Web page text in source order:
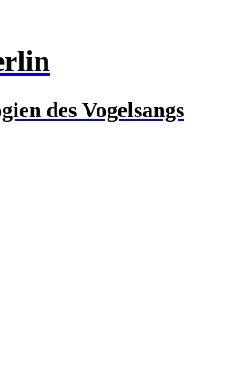
des Vogelsangs